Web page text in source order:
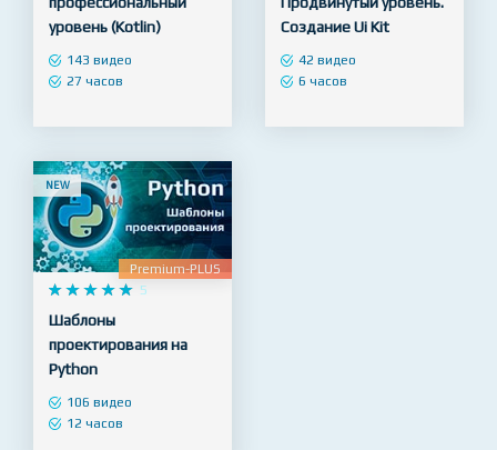
    
     5
Android разработчик –
профессиональный
уровень (Kotlin)
    
     5
Веб Дизайн в Figma -
Продвинутый уровень.
Создание Ui Kit
NEW
    
     5
Шаблоны
проектирования на
Python